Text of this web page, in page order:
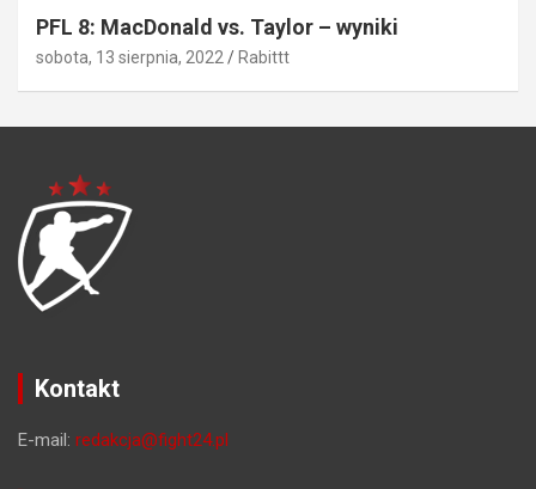
PFL 8: MacDonald vs. Taylor – wyniki
sobota, 13 sierpnia, 2022 Rabittt
Kontakt
E-mail: redakcja@fight24.pl